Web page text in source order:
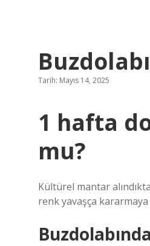
Tarih: Mayıs 14, 2025
1 hafta
mu?
Kültürel mantar
renk yavaşça